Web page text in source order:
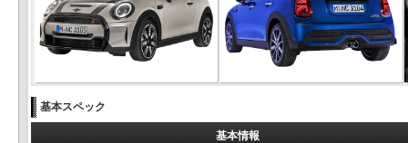
基本スペック
基本情報